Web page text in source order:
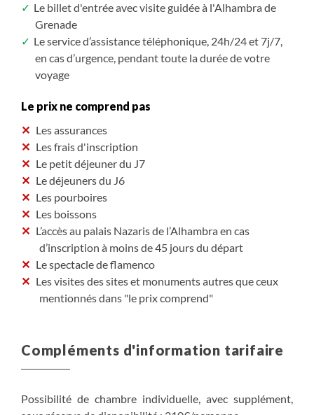
Le billet d'entrée avec visite guidée à l'Alhambra de
Grenade
Le service d’assistance téléphonique, 24h/24 et 7j/7,
en cas d’urgence, pendant toute la durée de votre
voyage
Le prix ne comprend pas
Les assurances
Les frais d'inscription
Le petit déjeuner du J7
Le déjeuners du J6
Les pourboires
Les boissons
L’accès au palais Nazaris de l’Alhambra en cas
d’inscription à moins de 45 jours du départ
Le spectacle de flamenco
Les visites des sites et monuments autres que ceux
mentionnés dans "le prix comprend"
Compléments d'information tarifaire
Possibilité de chambre individuelle, avec supplément,